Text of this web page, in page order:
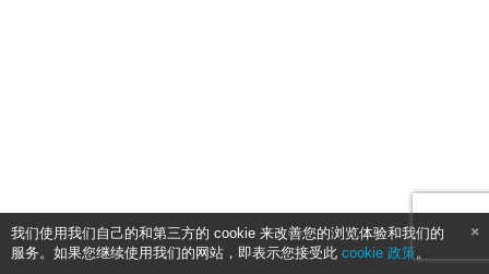
我们使用我们自己的和第三方的 cookie 来改善您的浏览体验和我们的
服务。如果您继续使用我们的网站，即表示您接受此 cookie 政策。